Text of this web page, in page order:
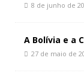
8 de junho de
A Bolívia e a
27 de maio de